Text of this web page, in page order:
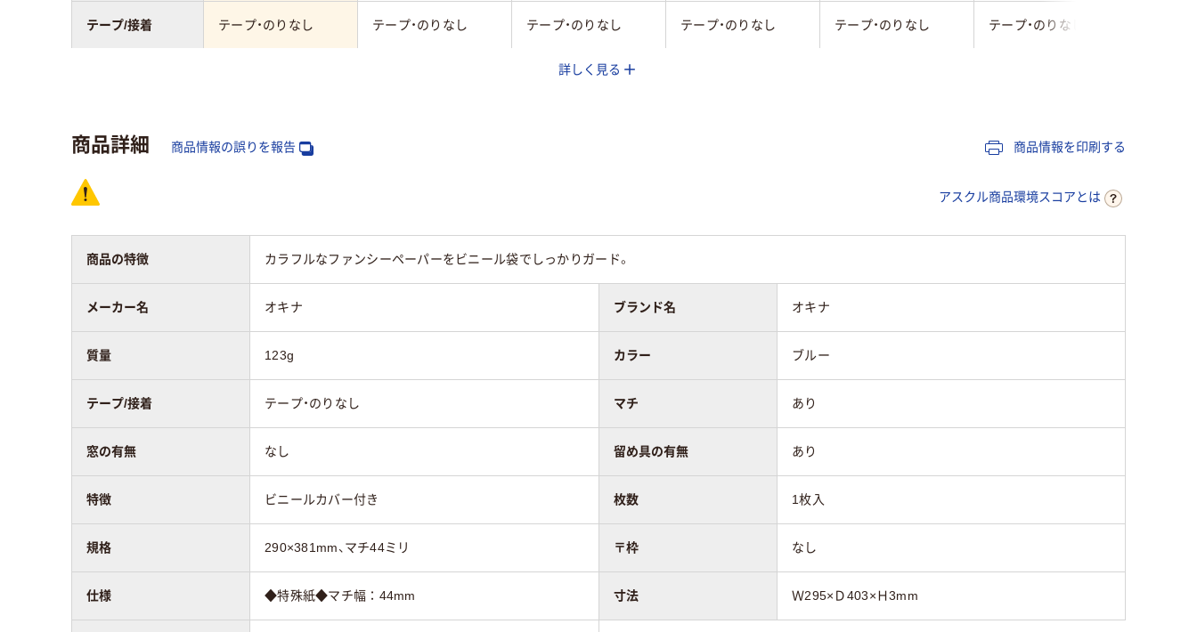
テープ・のりなし テープ・のりなし テープ・のりなし テープ・のりなし テープ・のりなし テープ・のりなし
カラー用紙
ビニールカバー付き ビニールカバー付き
カマス貼り
テープ/接着
封筒の特徴
留め具の有無
封筒裏面の貼り方
詳しく見る
商品詳細 商品情報の誤りを報告 商品情報を印刷する
アスクル商品環境スコアとは
商品の特徴 カラフルなファンシーペーパーをビニール袋でしっかりガード。
メーカー名 オキナ ブランド名 オキナ
質量 123g カラー ブルー
テープ/接着 テープ・のりなし マチ あり
窓の有無 なし 留め具の有無 あり
特徴 ビニールカバー付き 枚数 1枚入
規格 290×381mm、マチ44ミリ 〒枠 なし
仕様 ◆特殊紙◆マチ幅：44mm 寸法 Ｗ295×Ｄ403×Ｈ3mm